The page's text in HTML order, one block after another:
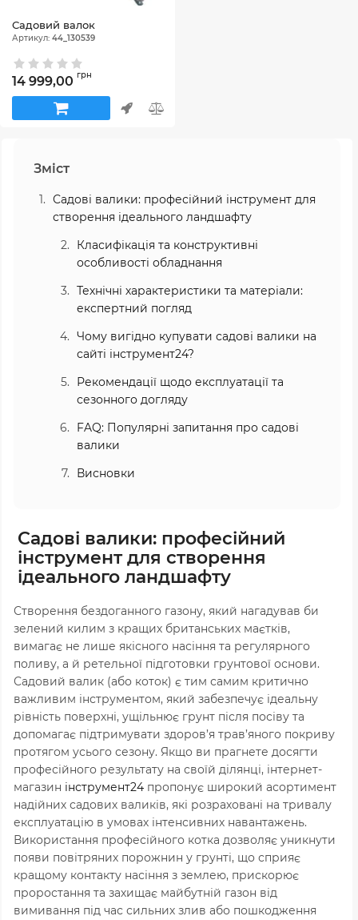
Садовий валок
Артикул: 44_130539
14 999,00 грн
Зміст
Садові валики: професійний інструмент для
створення ідеального ландшафту
Класифікація та конструктивні
особливості обладнання
Технічні характеристики та матеріали:
експертний погляд
Чому вигідно купувати садові валики на
сайті інструмент24?
Рекомендації щодо експлуатації та
сезонного догляду
FAQ: Популярні запитання про садові
валики
Висновки
Садові валики: професійний
інструмент для створення
ідеального ландшафту
Створення бездоганного газону, який нагадував би
зелений килим з кращих британських маєтків,
вимагає не лише якісного насіння та регулярного
поливу, а й ретельної підготовки грунтової основи.
Садовий валик (або коток) є тим самим критично
важливим інструментом, який забезпечує ідеальну
рівність поверхні, ущільнює грунт після посіву та
допомагає підтримувати здоров’я трав’яного покриву
протягом усього сезону. Якщо ви прагнете досягти
професійного результату на своїй ділянці, інтернет-
магазин інструмент24 пропонує широкий асортимент
надійних садових валиків, які розраховані на тривалу
експлуатацію в умовах інтенсивних навантажень.
Використання професійного котка дозволяє уникнути
появи повітряних порожнин у грунті, що сприяє
кращому контакту насіння з землею, прискорює
проростання та захищає майбутній газон від
вимивання під час сильних злив або пошкодження